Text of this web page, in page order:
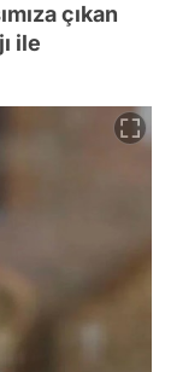
çıkan
ile